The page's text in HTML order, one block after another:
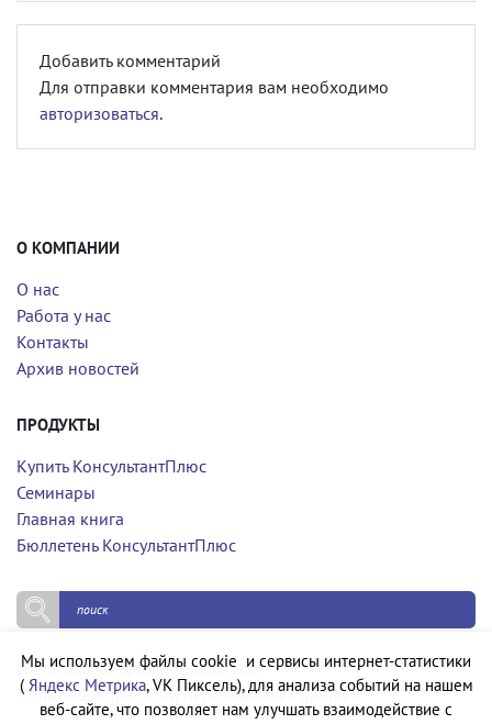
Добавить комментарий
Для отправки комментария вам необходимо
авторизоваться.
О КОМПАНИИ
О нас
Работа у нас
Контакты
Архив новостей
ПРОДУКТЫ
Купить КонсультантПлюс
Семинары
Главная книга
Бюллетень КонсультантПлюс
Политика конфиденциальности
Политика обработки персональных данных
Мы используем файлы cookie и сервисы интернет-статистики
( Яндекс Метрика, VK Пиксель), для анализа событий на нашем
веб-сайте, что позволяет нам улучшать взаимодействие с